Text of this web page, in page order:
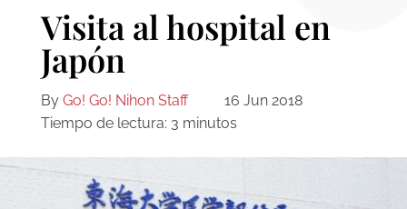
Visita al hospital en
Japón
By Go! Go! Nihon Staff
16 Jun 2018
Tiempo de lectura: 3 minutos